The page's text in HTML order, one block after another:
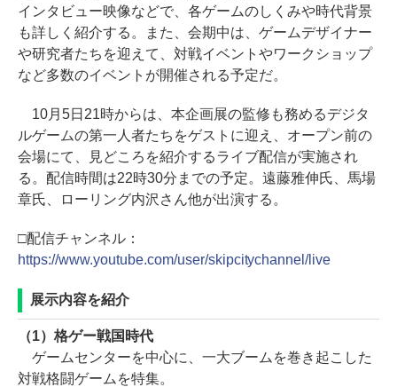
インタビュー映像などで、各ゲームのしくみや時代背景
も詳しく紹介する。また、会期中は、ゲームデザイナー
や研究者たちを迎えて、対戦イベントやワークショップ
など多数のイベントが開催される予定だ。
10月5日21時からは、本企画展の監修も務めるデジタ
ルゲームの第一人者たちをゲストに迎え、オープン前の
会場にて、見どころを紹介するライブ配信が実施され
る。配信時間は22時30分までの予定。遠藤雅伸氏、馬場
章氏、ローリング内沢さん他が出演する。
□配信チャンネル：
https://www.youtube.com/user/skipcitychannel/live
展示内容を紹介
（1）格ゲー戦国時代
ゲームセンターを中心に、一大ブームを巻き起こした
対戦格闘ゲームを特集。